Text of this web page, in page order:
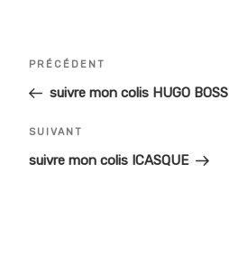
Navigation
de
l’article
Article
précédent
PRÉCÉDENT
suivre mon colis HUGO BOSS
Article
suivant
SUIVANT
suivre mon colis ICASQUE